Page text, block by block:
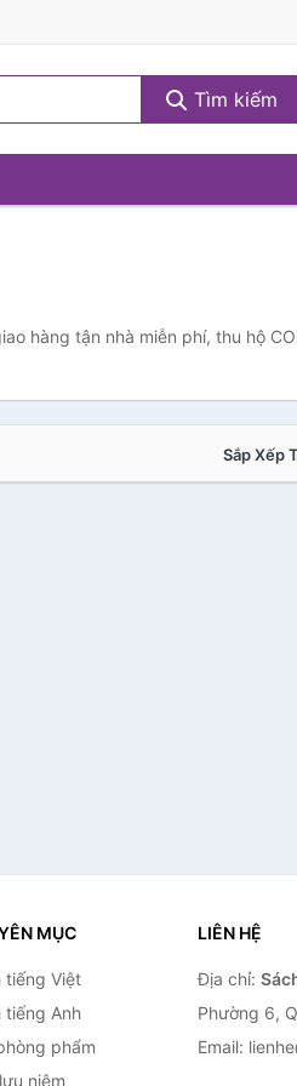
Tìm kiếm
hàng tận nhà miễn phí, thu hộ
Sắp Xếp
MỤC
tiếng Việt
tiếng Anh
phẩm
niệm
LIÊN HỆ
Địa chỉ:
Phường 6,
Email: